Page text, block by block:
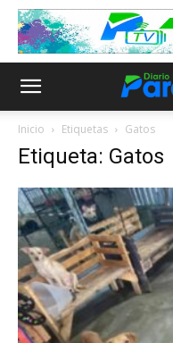
Inicio Etiquetas Gatos
Etiqueta: Gatos